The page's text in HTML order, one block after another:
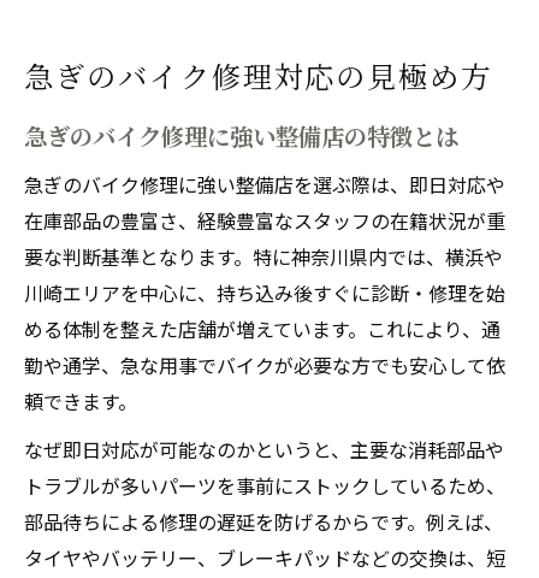
急ぎのバイク修理対応の見極め方
急ぎのバイク修理に強い整備店の特徴とは
急ぎのバイク修理に強い整備店を選ぶ際は、即日対応や
在庫部品の豊富さ、経験豊富なスタッフの在籍状況が重
要な判断基準となります。特に神奈川県内では、横浜や
川崎エリアを中心に、持ち込み後すぐに診断・修理を始
める体制を整えた店舗が増えています。これにより、通
勤や通学、急な用事でバイクが必要な方でも安心して依
頼できます。
なぜ即日対応が可能なのかというと、主要な消耗部品や
トラブルが多いパーツを事前にストックしているため、
部品待ちによる修理の遅延を防げるからです。例えば、
タイヤやバッテリー、ブレーキパッドなどの交換は、短